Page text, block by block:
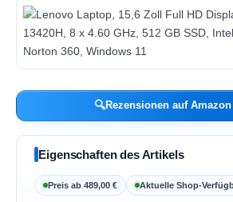
🔍Rezensionen auf
Eigenschaften des Artikels
Preis ab 489,00 € Aktuelle Shop-